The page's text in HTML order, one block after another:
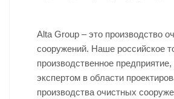
Alta Group – это производство
сооружений. Наше российское
производственное предприятие,
экспертом в области
производства очистных